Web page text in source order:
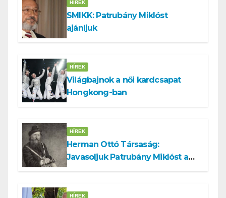
HÍREK
SMIKK: Patrubány Miklóst
ajánljuk
HÍREK
Világbajnok a női kardcsapat
Hongkong-ban
HÍREK
Herman Ottó Társaság:
Javasoljuk Patrubány Miklóst a
HÍREK